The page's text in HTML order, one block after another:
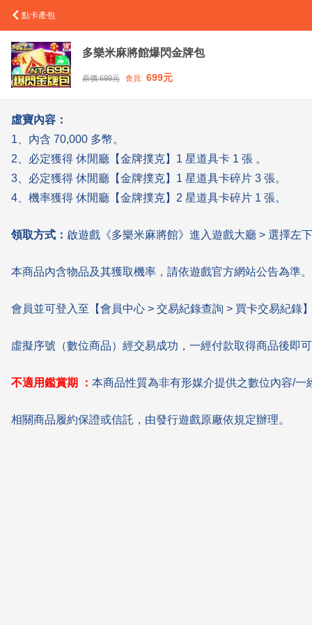
點卡產包
多樂米麻將館爆閃金牌包
原價:699元 會員: 699元
虛寶內容：
1、內含 70,000 多幣。
2、必定獲得 休閒廳【金牌撲克】1 星道具卡 1 張 。
3、必定獲得 休閒廳【金牌撲克】1 星道具卡碎片 3 張。
4、機率獲得 休閒廳【金牌撲克】2 星道具卡碎片 1 張。
領取方式： 啟遊戲《多樂米麻將館》進入遊戲大廳 > 選擇左
本商品內含物品及其獲取機率，請依遊戲官方網站公告為準。
會員並可登入至【會員中心 > 交易紀錄查詢 > 買卡交易紀錄
虛擬序號（數位商品）經交易成功，一經付款取得商品後即可
不適用鑑賞期 ： 本商品性質為非有形媒介提供之數位內容/
相關商品履約保證或信託，由發行遊戲原廠依規定辦理。